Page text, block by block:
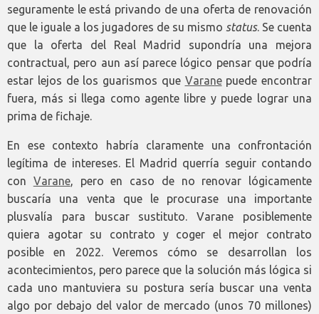
seguramente le está privando de una oferta de renovación
que le iguale a los jugadores de su mismo status. Se cuenta
que la oferta del Real Madrid supondría una mejora
contractual, pero aun así parece lógico pensar que podría
estar lejos de los guarismos que Varanepuede encontrar
fuera, más si llega como agente libre y puede lograr una
prima de fichaje.
En ese contexto habría claramente una confrontación
legítima de intereses. El Madrid querría seguir contando
con Varane, pero en caso de no renovar lógicamente
buscaría una venta que le procurase una importante
plusvalía para buscar sustituto. Varane posiblemente
quiera agotar su contrato y coger el mejor contrato
posible en 2022. Veremos cómo se desarrollan los
acontecimientos, pero parece que la solución más lógica si
cada uno mantuviera su postura sería buscar una venta
algo por debajo del valor de mercado (unos 70 millones)